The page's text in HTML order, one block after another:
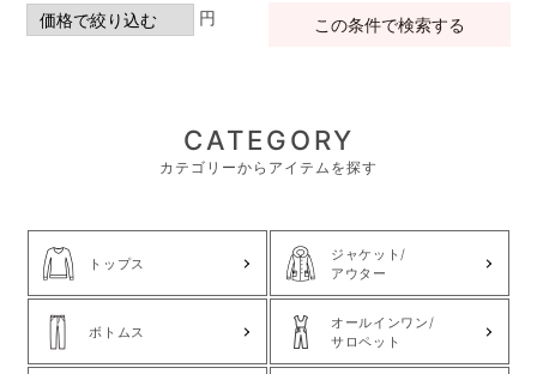
円 この条件で検索する
CATEGORY
カテゴリーからアイテムを探す
トップス
ジャケット/
アウター
ボトムス
オールインワン/
サロペット